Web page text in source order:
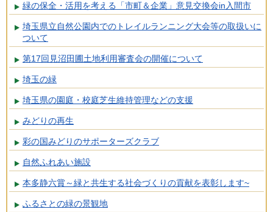
緑の保全・活用を考える「市町＆企業」意見交換会in入間市
埼玉県立自然公園内でのトレイルランニング大会等の取扱いに
ついて
第17回見沼田圃土地利用審査会の開催について
埼玉の緑
埼玉県の園庭・校庭芝生維持管理などの支援
みどりの再生
彩の国みどりのサポーターズクラブ
自然ふれあい施設
本多静六賞～緑と共生する社会づくりの貢献を表彰します~
ふるさとの緑の景観地